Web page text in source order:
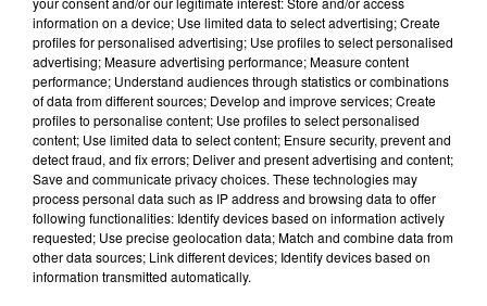
9h36
9h36
SHAKIRA FEAT. BURNA
BOY
Dai Dai
9h34
9h34
ESMEE
Insomnie
9h29
9h29
HERMES HOUSE BAND
I Will Survive
information on a device; Use limited data to select advertising; Create
profiles for personalised advertising; Use profiles to select personalised
advertising; Measure advertising performance; Measure content
performance; Understand audiences through statistics or combinations
of data from different sources; Develop and improve services; Create
profiles to personalise content; Use profiles to select personalised
content; Use limited data to select content; Ensure security, prevent and
detect fraud, and fix errors; Deliver and present advertising and content;
Save and communicate privacy choices. These technologies may
process personal data such as IP address and browsing data to offer
following functionalities: Identify devices based on information actively
requested; Use precise geolocation data; Match and combine data from
other data sources; Link different devices; Identify devices based on
information transmitted automatically.